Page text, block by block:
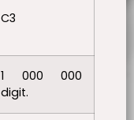
C3
1 000 000
digit.